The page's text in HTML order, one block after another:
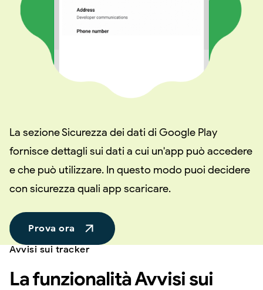
La sezione Sicurezza dei dati di Google Play
fornisce dettagli sui dati a cui un'app può accedere
e che può utilizzare. In questo modo puoi decidere
con sicurezza quali app scaricare.
Prova ora
Avvisi sui tracker
La funzionalità Avvisi sui